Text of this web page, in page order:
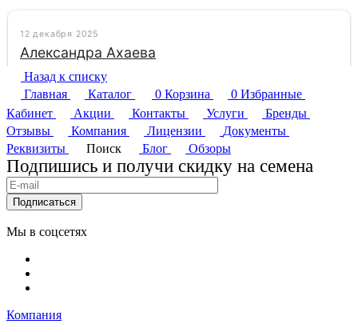
Назад к списку
Главная
Каталог 0 Корзина 0 Избранные
Кабинет
Акции Контакты Услуги
Бренды
Отзывы
Компания Лицензии
Документы
Реквизиты
Поиск Блог Обзоры
Подпишись и получи скидку на семена
Подписаться
Мы в соцсетях
Компания